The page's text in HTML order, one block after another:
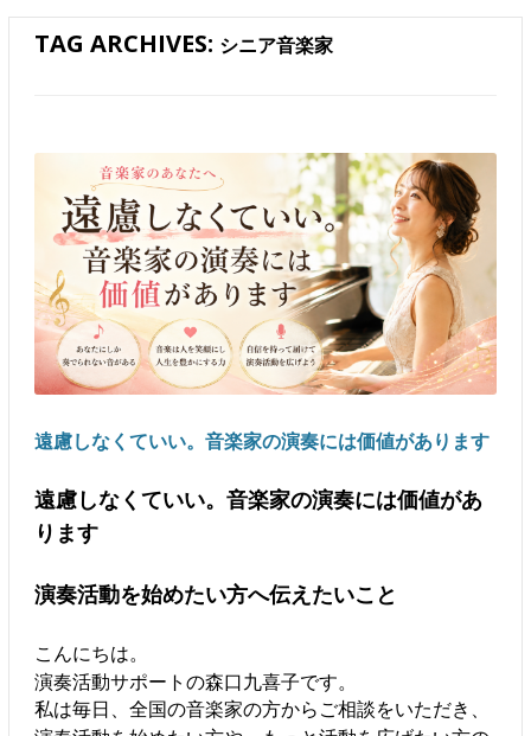
TAG ARCHIVES: シニア音楽家
遠慮しなくていい。音楽家の演奏には価値があります
遠慮しなくていい。音楽家の演奏には価値があ
ります
演奏活動を始めたい方へ伝えたいこと
こんにちは。
演奏活動サポートの森口九喜子です。
私は毎日、全国の音楽家の方からご相談をいただき、